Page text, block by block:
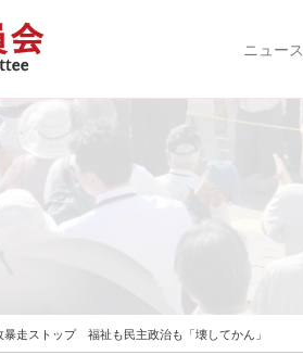
ニュース
暴走ストップ 福祉も民主政治も「壊してかん」